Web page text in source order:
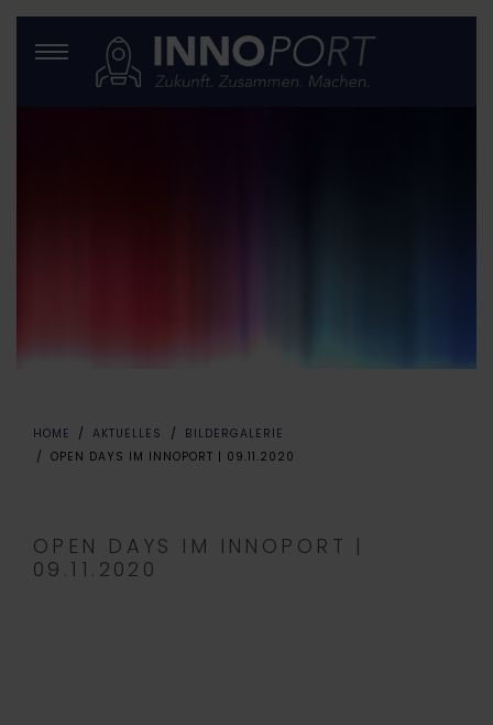
HOME AKTUELLES
BILDERGALERIE
OPEN DAYS IM INNOPORT | 09.11.2020
OPEN DAYS IM INNOPORT |
09.11.2020